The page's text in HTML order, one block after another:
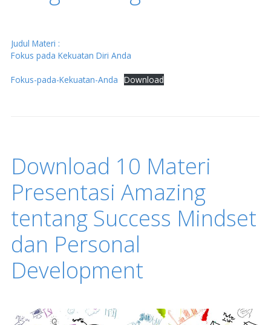
Judul Materi :
Fokus pada Kekuatan Diri Anda
Fokus-pada-Kekuatan-Anda Download
Download 10 Materi
Presentasi Amazing
tentang Success Mindset
dan Personal
Development